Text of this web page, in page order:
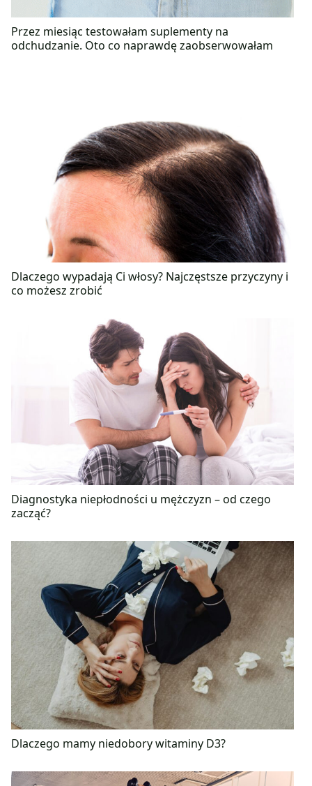
Przez miesiąc testowałam suplementy na
odchudzanie. Oto co naprawdę zaobserwowałam
Dlaczego wypadają Ci włosy? Najczęstsze przyczyny i
co możesz zrobić
Diagnostyka niepłodności u mężczyzn – od czego
zacząć?
Dlaczego mamy niedobory witaminy D3?